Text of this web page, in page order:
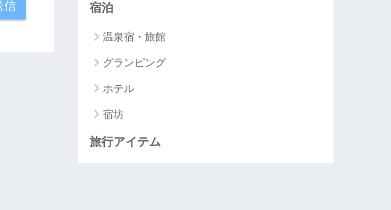
宿泊
温泉宿・旅館
グランピング
ホテル
宿坊
旅行アイテム